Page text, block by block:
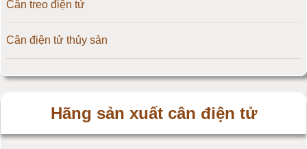
Cân treo điện tử
Cân điện tử thủy sản
Hãng sản xuất cân điện tử